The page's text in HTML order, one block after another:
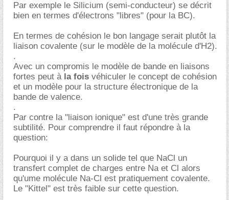
Par exemple le Silicium (semi-conducteur) se décrit
bien en termes d'électrons "libres" (pour la BC).
En termes de cohésion le bon langage serait plutôt la
liaison covalente (sur le modèle de la molécule d'H2).
.
Avec un compromis le modèle de bande en liaisons
fortes peut àla fois véhiculer le concept de cohésion
et un modèle pour la structure électronique de la
bande de valence.
.
Par contre la "liaison ionique" est d'une très grande
subtilité. Pour comprendre il faut répondre à la
question:
Pourquoi il y a dans un solide tel que NaCl un
transfert complet de charges entre Na et Cl alors
qu'ume molécule Na-Cl est pratiquement covalente.
Le "Kittel" est très faible sur cette question.